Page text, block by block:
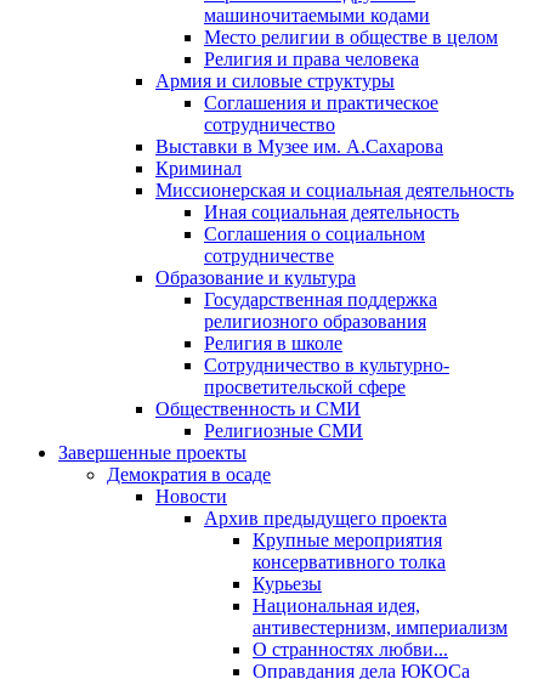
машиночитаемыми кодами
Место религии в обществе в целом
Религия и права человека
Армия и силовые структуры
Соглашения и практическое
сотрудничество
Выставки в Музее им. А.Сахарова
Криминал
Миссионерская и социальная деятельность
Иная социальная деятельность
Соглашения о социальном
сотрудничестве
Образование и культура
Государственная поддержка
религиозного образования
Религия в школе
Сотрудничество в культурно-
просветительской сфере
Общественность и СМИ
Религиозные СМИ
Завершенные проекты
Демократия в осаде
Новости
Архив предыдущего проекта
Крупные мероприятия
консервативного толка
Курьезы
Национальная идея,
антивестернизм, империализм
О странностях любви...
Оправдания дела ЮКОСа